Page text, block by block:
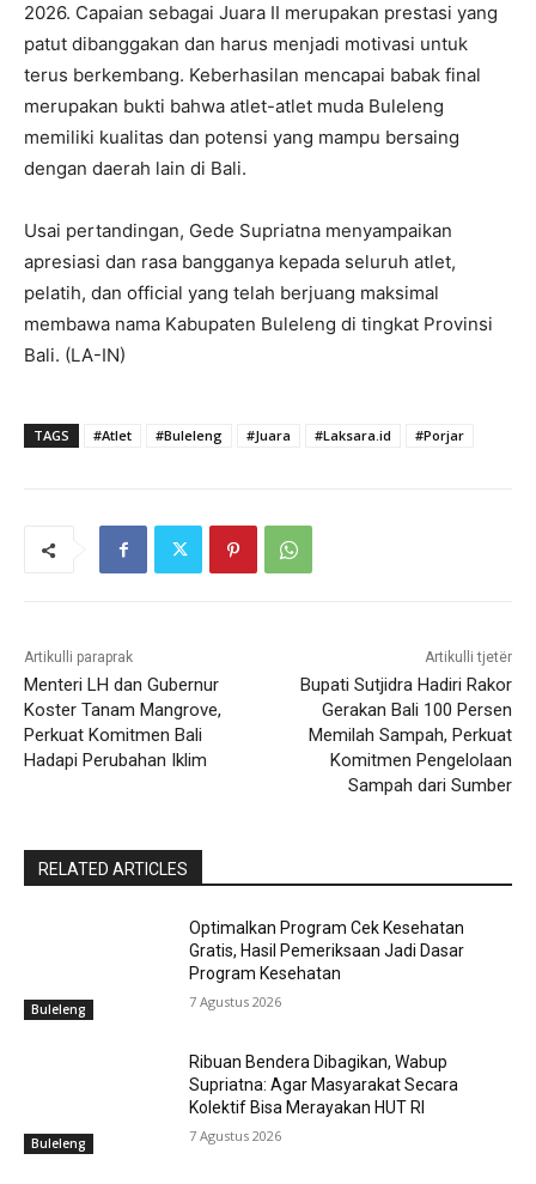
2026. Capaian sebagai Juara II merupakan prestasi yang
patut dibanggakan dan harus menjadi motivasi untuk
terus berkembang. Keberhasilan mencapai babak final
merupakan bukti bahwa atlet-atlet muda Buleleng
memiliki kualitas dan potensi yang mampu bersaing
dengan daerah lain di Bali.
Usai pertandingan, Gede Supriatna menyampaikan
apresiasi dan rasa bangganya kepada seluruh atlet,
pelatih, dan official yang telah berjuang maksimal
membawa nama Kabupaten Buleleng di tingkat Provinsi
Bali. (LA-IN)
TAGS #Atlet #Buleleng #Juara #Laksara.id #Porjar
Artikulli paraprak
Menteri LH dan Gubernur
Koster Tanam Mangrove,
Perkuat Komitmen Bali
Hadapi Perubahan Iklim
Artikulli tjetër
Bupati Sutjidra Hadiri Rakor
Gerakan Bali 100 Persen
Memilah Sampah, Perkuat
Komitmen Pengelolaan
Sampah dari Sumber
RELATED ARTICLES
Buleleng
Optimalkan Program Cek Kesehatan
Gratis, Hasil Pemeriksaan Jadi Dasar
Program Kesehatan
7 Agustus 2026
Buleleng
Ribuan Bendera Dibagikan, Wabup
Supriatna: Agar Masyarakat Secara
Kolektif Bisa Merayakan HUT RI
7 Agustus 2026